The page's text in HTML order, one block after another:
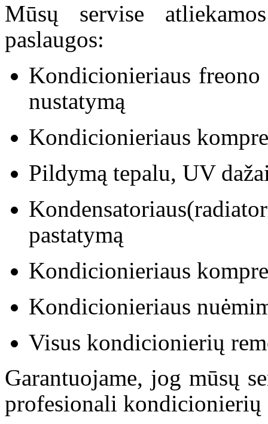
Mūsų servise
paslaugos:
Kondicionieriaus
nustatymą
Kondicionieriaus
Pildymą tepalu, UV
pastatymą
Kondicionieriaus
Kondicionieriaus
Visus kondicionierių
Garantuojame, jog mūsų
profesionali kondicionierių